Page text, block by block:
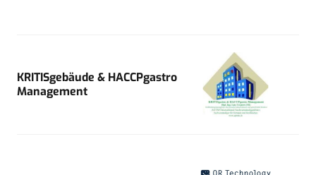
KRITISgebäude & HACCPgastro
Management